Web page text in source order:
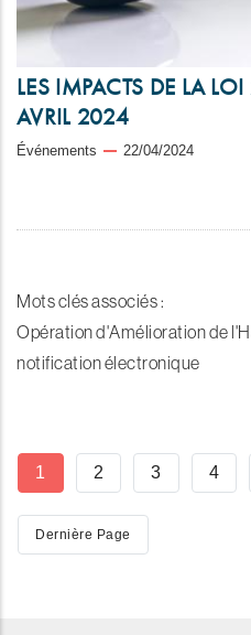
LES IMPACTS DE LA
AVRIL 2024
Événements 22/04/2024
Mots clés associés :
Opération d'Amélioration de
notification électronique
Pagination
Page
1 Page
2 Page
3 Page
4
Dernière
Dernière Page